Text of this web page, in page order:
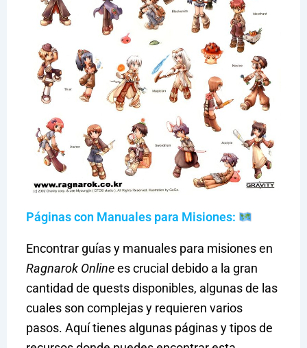
Páginas con Manuales para Misiones:
Encontrar guías y manuales para misiones en
Ragnarok Onlinees crucial debido a la gran
cantidad de quests disponibles, algunas de las
cuales son complejas y requieren varios
pasos. Aquí tienes algunas páginas y tipos de